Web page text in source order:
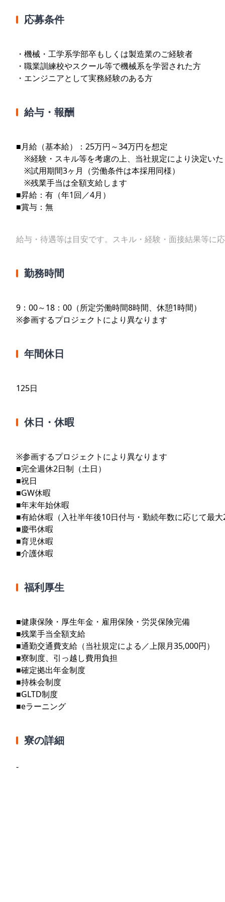
応募条件
・機械・工学系学部卒もしくは製造業のご経験者
・職業訓練校やスクール等で機械系を学習された方
・エンジニアとして実務経験のある方
給与・報酬
■月給（基本給）：25万円～34万円を想定
※経験・スキル等を考慮の上、当社規定により決定い
※試用期間3ヶ月（労働条件は本採用同様）
※残業手当は全額支給します
■昇給：有（年1回／4月）
■賞与：無
給与・待遇等は目安です。スキル・経験・面接結果等に
勤務時間
9：00～18：00（所定労働時間8時間、休憩1時間）
※参画するプロジェクトにより異なります
年間休日
125日
休日・休暇
※参画するプロジェクトにより異なります
■完全週休2日制（土日）
■祝日
■GW休暇
■年末年始休暇
■有給休暇（入社半年後10日付与・勤続年数に応じて最
■慶弔休暇
■育児休暇
■介護休暇
福利厚生
■健康保険・厚生年金・雇用保険・労災保険完備
■残業手当全額支給
■通勤交通費支給（当社規定による／上限月35,000円）
■寮制度、引っ越し費用負担
■確定拠出年金制度
■持株会制度
■GLTD制度
■eラーニング
寮の詳細
-